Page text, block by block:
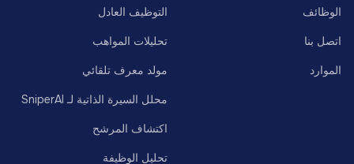
الوظائف
اتصل بنا
الموارد
التوظيف العادل
تحليلات المواهب
مولد معرف تلقائي
محلل السيرة الذاتية لـ SniperAI
اكتشاف المرشح
تحليل الوظيفة